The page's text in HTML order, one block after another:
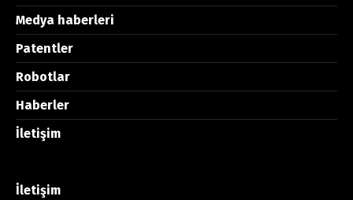
Medya haberleri
Patentler
Robotlar
Haberler
İletişim
İletişim